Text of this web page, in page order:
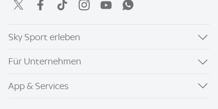
Sky Sport erleben
Für Unternehmen
App & Services